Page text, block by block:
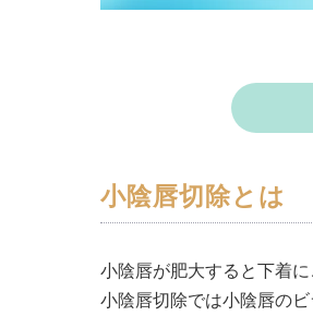
小陰唇切除とは
小陰唇が肥大すると下着
小陰唇切除では小陰唇の